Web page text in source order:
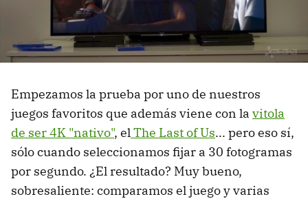
Empezamos la prueba por uno de nuestros
juegos favoritos que además viene con la vitola
de ser 4K "nativo", elThe Last of Us... pero eso sí,
sólo cuando seleccionamos fijar a 30 fotogramas
por segundo. ¿El resultado? Muy bueno,
sobresaliente: comparamos el juego y varias